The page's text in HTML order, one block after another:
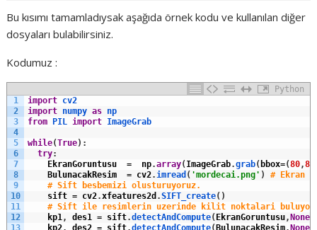
Bu kısımı tamamladıysak aşağıda örnek kodu ve kullanılan diğer
dosyaları bulabilirsiniz.
Kodumuz :
Python
1
2
3
4
5
6
7
8
9
10
11
12
import cv2
import numpy as np
from
PIL import ImageGrab
while(True) :
try:
EkranGoruntusu
= np.array( ImageGrab.grab( bbox=(80,80
BulunacakResim
= cv2.imread ( 'mordecai.png' )
# Ekran
# Sift besbemizi olusturuyoruz.
sift = cv2.xfeatures2d .SIFT_create( )
# Sift ile resimlerin uzerinde kilit noktalari
kp1, des1 = sift.detectAndCompute( EkranGoruntusu, None